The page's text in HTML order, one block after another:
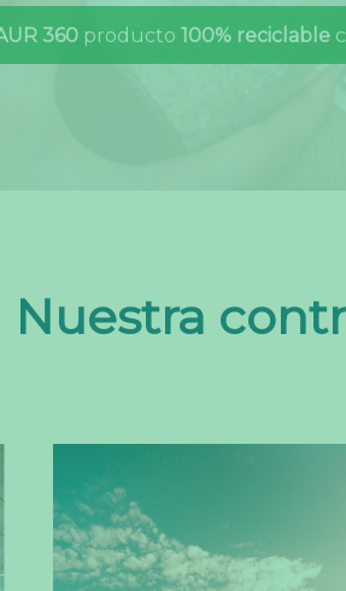
360 producto 100% reciclable
Nuestra